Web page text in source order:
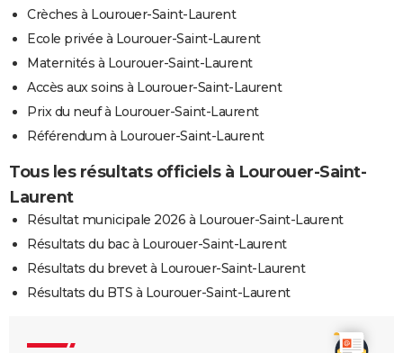
Crèches à Lourouer-Saint-Laurent
Ecole privée à Lourouer-Saint-Laurent
Maternités à Lourouer-Saint-Laurent
Accès aux soins à Lourouer-Saint-Laurent
Prix du neuf à Lourouer-Saint-Laurent
Référendum à Lourouer-Saint-Laurent
Tous les résultats officiels à Lourouer-Saint-
Laurent
Résultat municipale 2026 à Lourouer-Saint-Laurent
Résultats du bac à Lourouer-Saint-Laurent
Résultats du brevet à Lourouer-Saint-Laurent
Résultats du BTS à Lourouer-Saint-Laurent